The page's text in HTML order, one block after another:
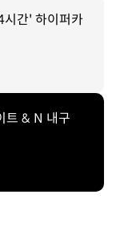
간' 하이퍼카
트 & N 내구